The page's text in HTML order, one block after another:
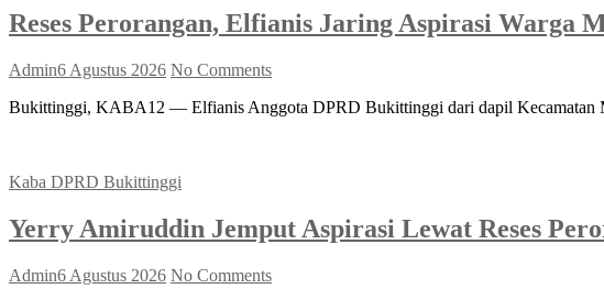
Reses Perorangan, Elfianis Jaring Aspirasi Warga
Admin6 Agustus 2026 No Comments
Bukittinggi, KABA12 — Elfianis Anggota DPRD Bukittinggi dari dapil Kecamatan
Kaba DPRD Bukittinggi
Yerry Amiruddin Jemput Aspirasi Lewat Reses
Admin6 Agustus 2026 No Comments